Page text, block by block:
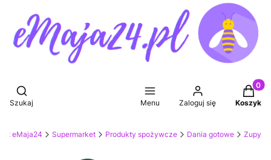
Otwórz wyszukiwarkę
Szukaj Menu Zaloguj się Koszyk
eMaja24 Supermarket Produkty spożywcze Dania gotowe Zupy